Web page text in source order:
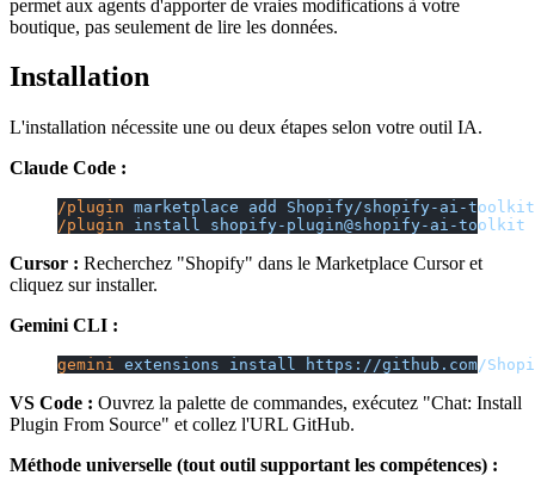
permet aux agents d'apporter de vraies modifications à votre
boutique, pas seulement de lire les données.
Installation
L'installation nécessite une ou deux étapes selon votre outil IA.
Claude Code :
/plugin marketplace add
Shopify/shopify-ai-toolkit
/plugin install shopify-plugin@shopify-ai-toolkit
Cursor : Recherchez "Shopify" dans le Marketplace Cursor et
cliquez sur installer.
Gemini CLI :
gemini extensions install https://github.com/
VS Code : Ouvrez la palette de commandes, exécutez "Chat: Install
Plugin From Source" et collez l'URL GitHub.
Méthode universelle (tout outil supportant les compétences) :